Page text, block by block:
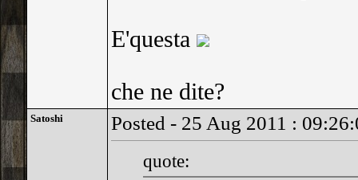
E'questa
che ne dite?
Satoshi Posted - 25 Aug 2011 :
quote: